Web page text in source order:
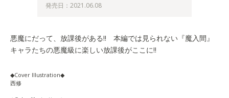
発売日：2021.06.08
悪魔にだって、放課後がある!! 本編では見られない『魔入間』
キャラたちの悪魔級に楽しい放課後がここに!!
◆Cover Illustration◆
西修